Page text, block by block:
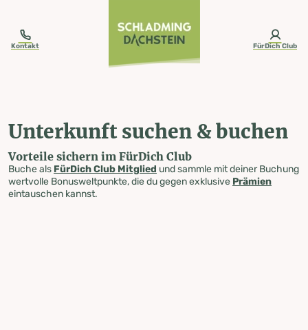
Kontakt FürDich Club
Unterkunft suchen & buchen
Vorteile sichern im FürDich Club
Buche als FürDich Club Mitglied und sammle mit deiner Buchung
wertvolle Bonusweltpunkte, die du gegen exklusive Prämien
eintauschen kannst.